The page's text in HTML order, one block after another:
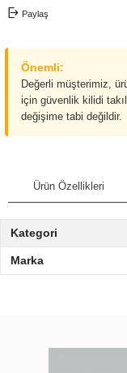
Paylaş
Önemli:
Değerli müşterimiz,
için güvenlik kilidi
değişime tabi değildir.
Ürün Özellikleri
Kategori
Marka